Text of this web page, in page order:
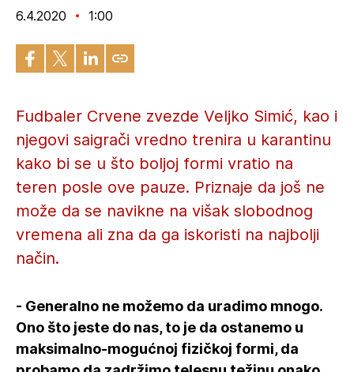
6.4.2020 1:00
Fudbaler Crvene zvezde Veljko Simić, kao i
njegovi saigrači vredno trenira u karantinu
kako bi se u što boljoj formi vratio na
teren posle ove pauze. Priznaje da još ne
može da se navikne na višak slobodnog
vremena ali zna da ga iskoristi na najbolji
način.
- Generalno ne možemo da uradimo mnogo.
Ono što jeste do nas, to je da ostanemo u
maksimalno-mogućnoj fizičkoj formi, da